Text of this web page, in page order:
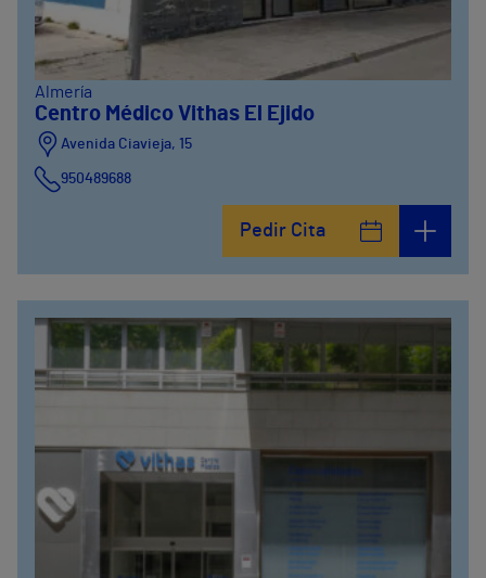
Almería
Centro Médico Vithas El Ejido
Avenida Ciavieja, 15
950489688
Pedir Cita